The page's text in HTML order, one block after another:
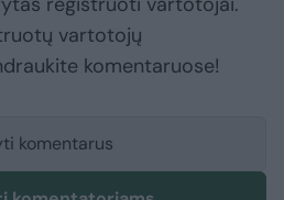
vartotojų
komentaruose!
komentarus